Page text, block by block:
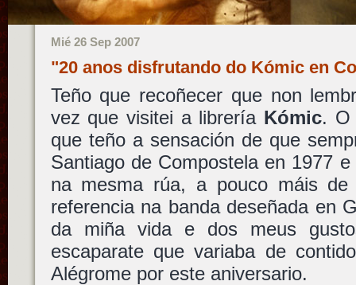
Mié 26 Sep 2007
"20 anos disfrutando do Kómic en
Teño que recoñecer que non
vez que visitei a librería Kómic. O
que teño a sensación de que
Santiago de Compostela en 1977
na mesma rúa, a pouco máis
referencia na banda deseñada en
da miña vida e dos meus
escaparate que variaba de
Alégrome por este aniversario.